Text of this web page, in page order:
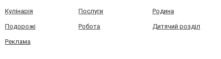
Кулінарія Послуги Родина
Подорожі Робота Дитячий розділ
Реклама